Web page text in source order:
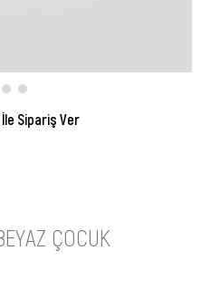
Sipariş Ver
ÇOCUK